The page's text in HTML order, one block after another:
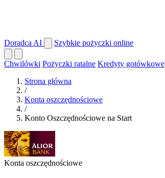
Doradca AI Szybkie pożyczki online
Chwilówki Pożyczki ratalne Kredyty gotówkowe
Strona główna
/
Konta oszczędnościowe
/
Konto Oszczędnościowe na Start
Konta oszczędnościowe